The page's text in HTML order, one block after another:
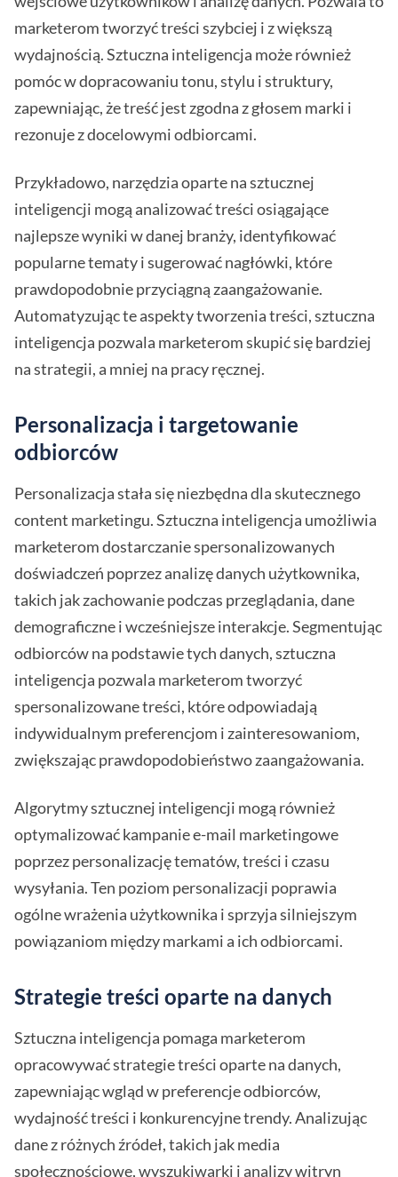
marketerom tworzyć treści szybciej i z większą
wydajnością. Sztuczna inteligencja może również
pomóc w dopracowaniu tonu, stylu i struktury,
zapewniając, że treść jest zgodna z głosem marki i
rezonuje z docelowymi odbiorcami.
Przykładowo, narzędzia oparte na sztucznej
inteligencji mogą analizować treści osiągające
najlepsze wyniki w danej branży, identyfikować
popularne tematy i sugerować nagłówki, które
prawdopodobnie przyciągną zaangażowanie.
Automatyzując te aspekty tworzenia treści, sztuczna
inteligencja pozwala marketerom skupić się bardziej
na strategii, a mniej na pracy ręcznej.
Personalizacja i targetowanie
odbiorców
Personalizacja stała się niezbędna dla skutecznego
content marketingu. Sztuczna inteligencja umożliwia
marketerom dostarczanie spersonalizowanych
doświadczeń poprzez analizę danych użytkownika,
takich jak zachowanie podczas przeglądania, dane
demograficzne i wcześniejsze interakcje. Segmentując
odbiorców na podstawie tych danych, sztuczna
inteligencja pozwala marketerom tworzyć
spersonalizowane treści, które odpowiadają
indywidualnym preferencjom i zainteresowaniom,
zwiększając prawdopodobieństwo zaangażowania.
Algorytmy sztucznej inteligencji mogą również
optymalizować kampanie e-mail marketingowe
poprzez personalizację tematów, treści i czasu
wysyłania. Ten poziom personalizacji poprawia
ogólne wrażenia użytkownika i sprzyja silniejszym
powiązaniom między markami a ich odbiorcami.
Strategie treści oparte na danych
Sztuczna inteligencja pomaga marketerom
opracowywać strategie treści oparte na danych,
zapewniając wgląd w preferencje odbiorców,
wydajność treści i konkurencyjne trendy. Analizując
dane z różnych źródeł, takich jak media
społecznościowe, wyszukiwarki i analizy witryn